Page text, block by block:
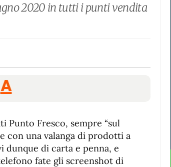
2020 in tutti i punti vendita
Restablecer
tamaño
de
AAumentar
de
fuente.
Punto Fresco, sempre “sul
con una valanga di prodotti a
dunque di carta e penna, e
fate gli screenshot di